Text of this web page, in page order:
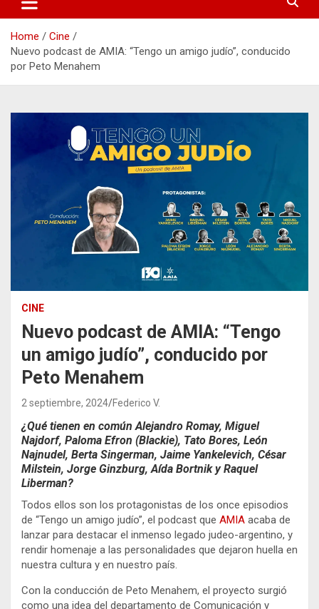
Home
Cine
Nuevo podcast de AMIA: “Tengo un amigo judío”, conducido
por Peto Menahem
CINE
Nuevo podcast de AMIA: “Tengo
un amigo judío”, conducido por
Peto Menahem
2 septiembre, 2024 Federico V.
¿Qué tienen en común Alejandro Romay, Miguel
Najdorf, Paloma Efron (Blackie), Tato Bores, León
Najnudel, Berta Singerman, Jaime Yankelevich, César
Milstein, Jorge Ginzburg, Aída Bortnik y Raquel
Liberman?
Todos ellos son los protagonistas de los once episodios
de “Tengo un amigo judío”, el podcast que AMIA acaba de
lanzar para destacar el inmenso legado judeo-argentino, y
rendir homenaje a las personalidades que dejaron huella en
nuestra cultura y en nuestro país.
Con la conducción de Peto Menahem, el proyecto surgió
como una idea del departamento de Comunicación y